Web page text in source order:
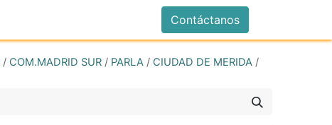
Contáctanos
/ COM.MADRID SUR / PARLA / CIUDAD DE MERIDA /